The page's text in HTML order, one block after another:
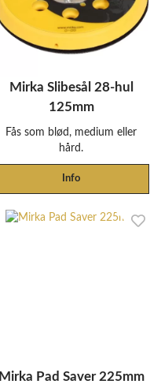
Mirka Slibesål 28-hul
125mm
Fås som blød, medium eller
hård.
Info
Mirka Pad Saver 225mm